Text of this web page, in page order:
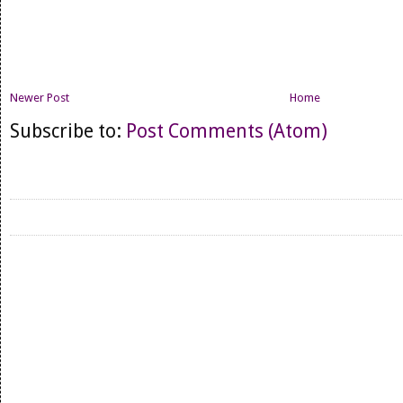
Newer Post Home
Subscribe to: Post Comments (Atom)